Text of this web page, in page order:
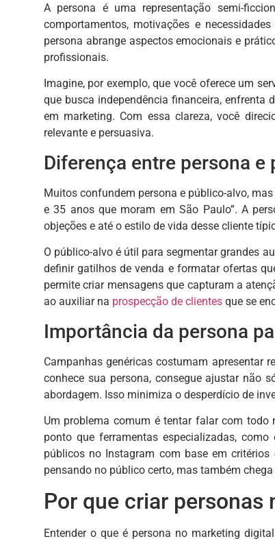
A persona é uma representação semi-
comportamentos, motivações e
persona abrange aspectos emocionais e
profissionais.
Imagine, por exemplo, que você oferece um
que busca independência financeira, enfrenta
em marketing. Com essa clareza, você
relevante e persuasiva.
Diferença entre persona e
Muitos confundem persona e público-alvo,
e 35 anos que moram em São Paulo”. A
objeções e até o estilo de vida desse cliente
O público-alvo é útil para segmentar grandes
definir gatilhos de venda e formatar ofertas
permite criar mensagens que capturam a
ao auxiliar na prospecção de clientesque se
Importância da persona
Campanhas genéricas costumam apresentar
conhece sua persona, consegue ajustar não
abordagem. Isso minimiza o desperdício de
Um problema comum é tentar falar com todo
ponto que ferramentas especializadas,
públicos no Instagram com base em
pensando no público certo, mas também
Por que criar personas
Entender o que é persona no marketing